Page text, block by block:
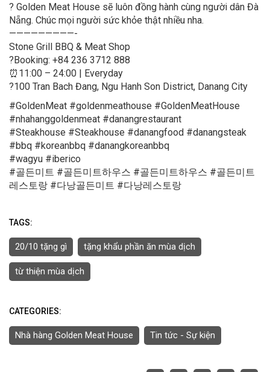
? Golden Meat House sẽ luôn đồng hành cùng người dân Đà
Nẵng. Chúc mọi người sức khỏe thật nhiều nha.
—————————-
Stone Grill BBQ & Meat Shop
?Booking: +84 236 3712 888
⏰ 11:00 – 24:00 | Everyday
?100 Tran Bach Đang, Ngu Hanh Son District, Danang City
#GoldenMeat #goldenmeathouse #GoldenMeatHouse
#nhahanggoldenmeat #danangrestaurant
#Steakhouse #Steakhouse #danangfood #danangsteak
#bbq #koreanbbq #danangkoreanbbq
#wagyu #iberico
#골든미트 #골든미트하우스 #골든미트하우스 #골든미트
레스토랑 #다낭골든미트 #다낭레스토랑
TAGS:
20/10 tặng gì tặng khẩu phần ăn mùa dịch
từ thiện mùa dịch
CATEGORIES:
Nhà hàng Golden Meat House Tin tức - Sự kiện